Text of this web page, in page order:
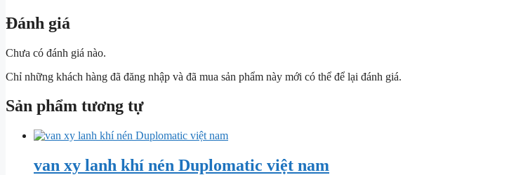
Đánh giá
Chưa có đánh giá nào.
Chỉ những khách hàng đã đăng nhập và đã mua sản phẩm này mới có thể để lại đánh giá.
Sản phẩm tương tự
van xy lanh khí nén Duplomatic việt nam